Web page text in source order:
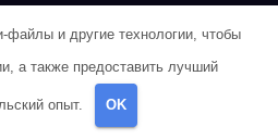
грудка Куриная грудка
грудка Куриная грудка
файлы и другие технологии, чтобы
а также предоставить лучший
опыт. OK